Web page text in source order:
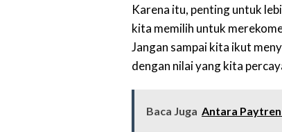
Karena itu, penting untuk
kita memilih untuk
Jangan sampai kita ikut
dengan nilai yang kita
Baca Juga Antara